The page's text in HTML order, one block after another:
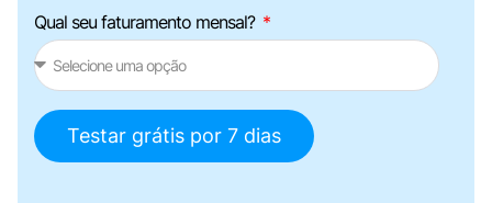
Qual seu faturamento mensal?
Testar grátis por 7 dias